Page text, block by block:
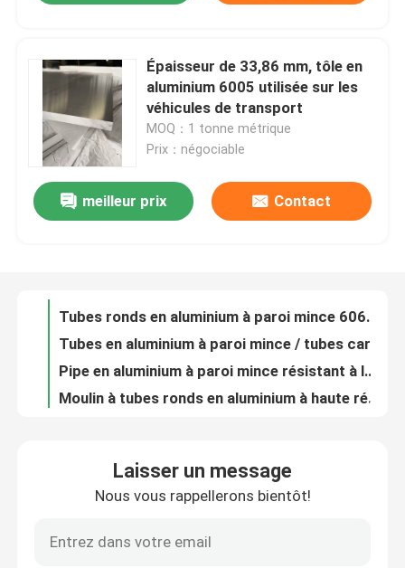
Produits
Vidéos
VR Show
Nouvelles
Épaisseur de 33,86 mm, tôle en
aluminium 6005 utilisée sur les
véhicules de transport
MOQ：1 tonne métrique
Prix：négociable
meilleur prix Contact
Plaque d'aluminium dur pour l'architecture Grade d'aluminium 6061 T6 Épaisseur 28,4 mm
Pipe en aluminium à paroi mince résistant à la corrosion
Pipe carrée en aluminium de haute résistance / barre carrée en aluminium 6061 légère
Laisser un message
Nous vous rappellerons bientôt!